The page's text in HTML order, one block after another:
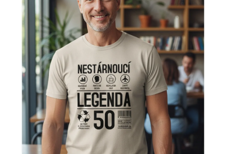
MIKINY
OKAMŽITĚ K ODBĚRU
B2B
MÁM SRDCE POMÁHÁM
VÁNOCE
PROVIZNÍ SYSTÉM